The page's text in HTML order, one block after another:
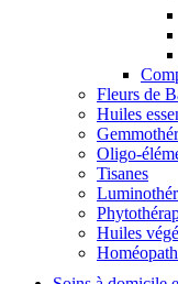
Fleurs de
Huiles
Oligo-
Tisanes
Huiles